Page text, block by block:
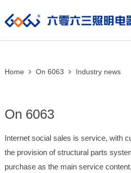
Home On 6063 Industry news
On 6063
Internet social sales is service, with
the provision of structural parts
purchase as the main service